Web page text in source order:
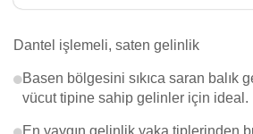
Dantel işlemeli, saten gelinlik
Basen bölgesini sıkıca saran balık
vücut tipine sahip gelinler için ideal.
En yaygın gelinlik yaka tiplerinden